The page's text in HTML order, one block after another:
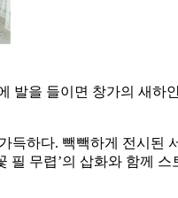
발을 들이면 창가의 새하
득하다. 빽빽하게 전시된
무렵’의 삽화와 함께 스